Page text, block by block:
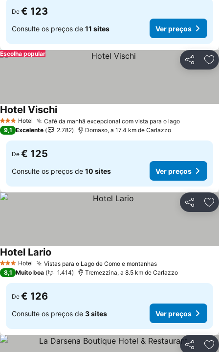
De € 123
Consulte os preços de 11 sites Ver preços
Partilhar
Escolha popular
3 EstrelasHotel Café da manhã excepcional com vista para o lago
Hotel Vischi
9,1 Excelente 2.782 Domaso, a 17.4 km de Carlazzo
De € 125
Consulte os preços de 10 sites Ver preços
Partilhar
3 EstrelasHotel Vistas para o Lago de Como e montanhas
Hotel Lario
8,1 Muito boa 1.414 Tremezzina, a 8.5 km de Carlazzo
De € 126
Consulte os preços de 3 sites Ver preços
Partilhar